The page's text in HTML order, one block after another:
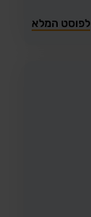
לפוסט המלא